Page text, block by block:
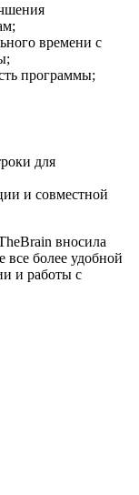
времени с
программы;
для
и совместной
вносила
все более удобной
и работы с